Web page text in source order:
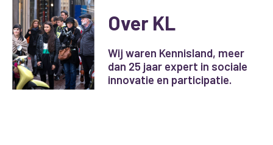
Over KL
Wij waren Kennisland, meer
dan 25 jaar expert in sociale
innovatie en participatie.